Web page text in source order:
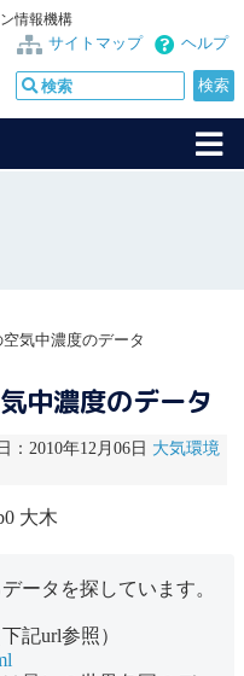
情報機構
ヘルプ
サイトマップ
気中濃度のデータ
中濃度のデータ
2010年12月06日 大気環境
大木
ータを探しています。
記url参照）